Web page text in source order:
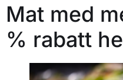
Mat med
% rabatt